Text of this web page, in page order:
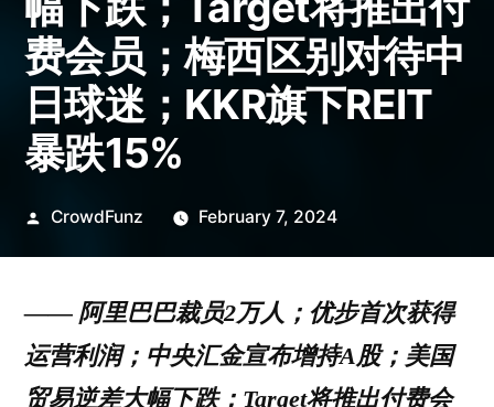
费会员；梅西区别对待中
日球迷；KKR旗下REIT
暴跌15%
Posted
CrowdFunz February 7, 2024
—— 阿里巴巴裁员2万人；优步首次获得
运营利润；中央汇金宣布增持A股；美国
贸易逆差大幅下跌；Target将推出付费会